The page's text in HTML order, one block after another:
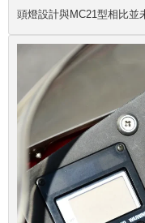
頭燈設計與MC21型相比並